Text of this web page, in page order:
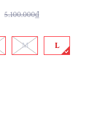
5.100.000₫
M L